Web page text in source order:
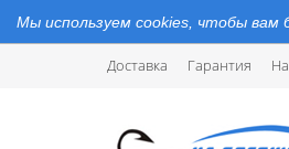
Мы используем cookies, чтобы
Доставка Гарантия